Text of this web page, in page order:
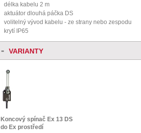
délka kabelu 2 m
aktuátor dlouhá páčka DS
volitelný vývod kabelu - ze strany nebo zespodu
krytí IP65
- VARIANTY
Koncový spínač Ex 13 DS
do Ex prostředí